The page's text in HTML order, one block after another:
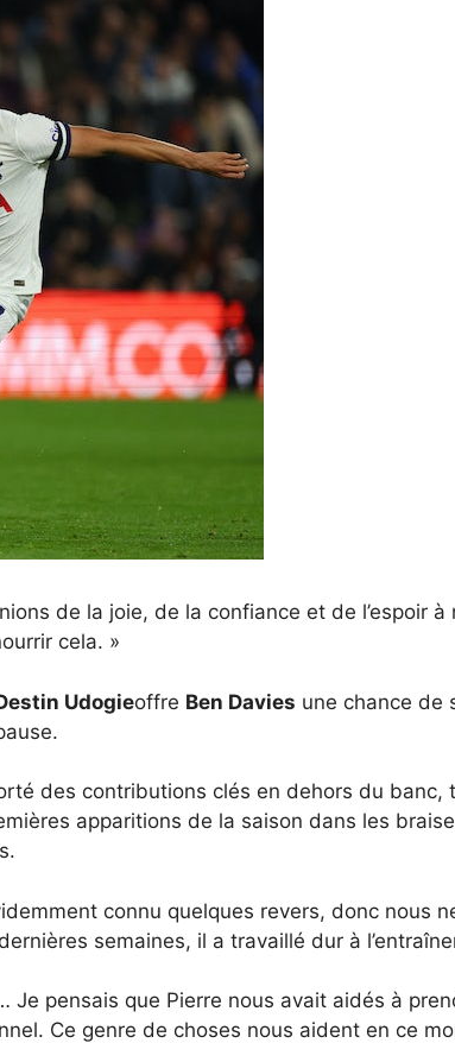
de la joie, de la confiance et de l’espoir
cela. »
Udogieoffre Ben Davies une chance de
des contributions clés en dehors du banc,
apparitions de la saison dans les
connu quelques revers, donc nous
semaines, il a travaillé dur à
pensais que Pierre nous avait aidés à
Ce genre de choses nous aident en ce